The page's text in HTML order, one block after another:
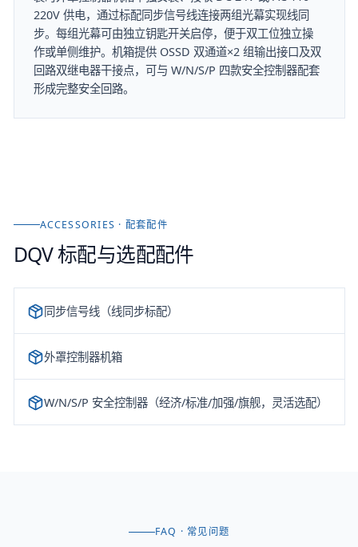
220V 供电，通过标配同步信号线连接两组光幕实现线同
步。每组光幕可由独立钥匙开关启停，便于双工位独立操
作或单侧维护。机箱提供 OSSD 双通道×2 组输出接口及双
回路双继电器干接点，可与 W/N/S/P 四款安全控制器配套
形成完整安全回路。
ACCESSORIES · 配套配件
DQV标配与选配配件
同步信号线（线同步标配）
外罩控制器机箱
W/N/S/P 安全控制器（经济/标准/加强/旗舰，灵活选配）
FAQ · 常见问题